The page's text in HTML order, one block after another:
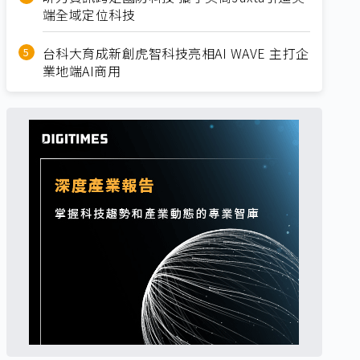
端全域定位科技
台科大育成新創虎智科技亮相AI WAVE 主打企
業地端AI商用